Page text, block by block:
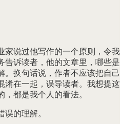
家说过他写作的一个原则，令我
告诉读者，他的文章里，哪些是
。换句话说，作者不应该把自己
淆在一起，误导读者。我想提这
都是我个人的看法。
的理解。